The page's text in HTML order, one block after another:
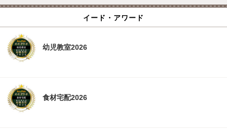
イード・アワード
幼児教室2026
食材宅配2026